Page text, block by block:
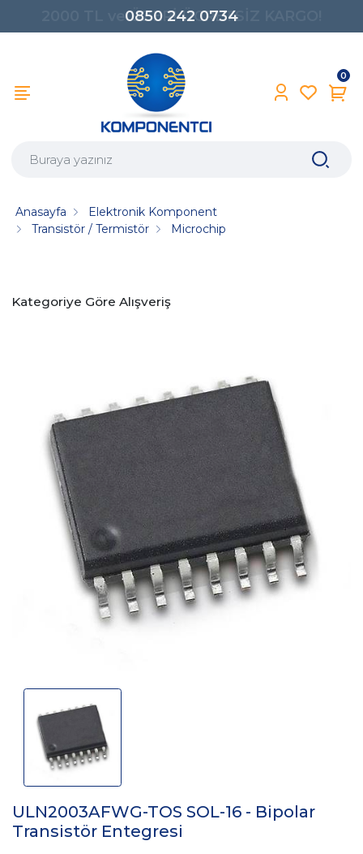
0850 242 0734
0
Anasayfa
Elektronik Komponent
Transistör / Termistör
Microchip
Kategoriye Göre Alışveriş
ULN2003AFWG-TOS SOL-16 - Bipolar
Transistör Entegresi